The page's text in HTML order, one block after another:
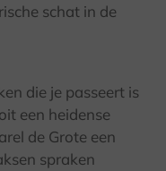
schat in de
die je passeert is
een heidense
de Grote een
spraken